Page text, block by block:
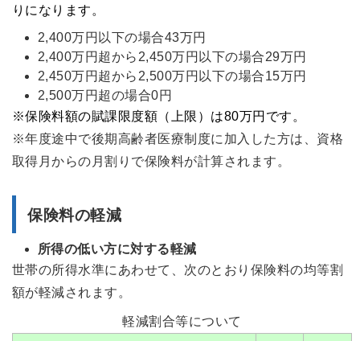
りになります。
2,400万円以下の場合43万円
2,400万円超から2,450万円以下の場合29万円
2,450万円超から2,500万円以下の場合15万円
2,500万円超の場合0円
※保険料額の賦課限度額（上限）は80万円です。
※年度途中で後期高齢者医療制度に加入した方は、資格
取得月からの月割りで保険料が計算されます。
保険料の軽減
所得の低い方に対する軽減
世帯の所得水準にあわせて、次のとおり保険料の均等割
額が軽減されます。
軽減割合等について